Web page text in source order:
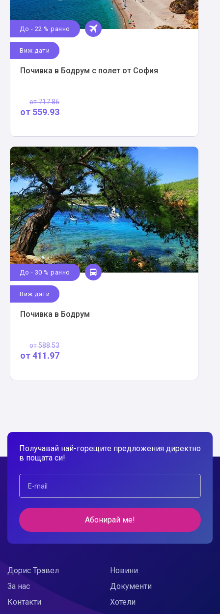
До - 22 % ранно
Виж дати
Почивка в Бодрум с полет от София
от717.86
от 559.93
До - 30 % ранно
Виж дати
Почивка в Бодрум
от588.53
от411.97
Получавай най-горещите предложения директно
в пощата си!
Абонирай ме!
Дорис Травел
За нас
Контакти
Новини
Документи
Хотели